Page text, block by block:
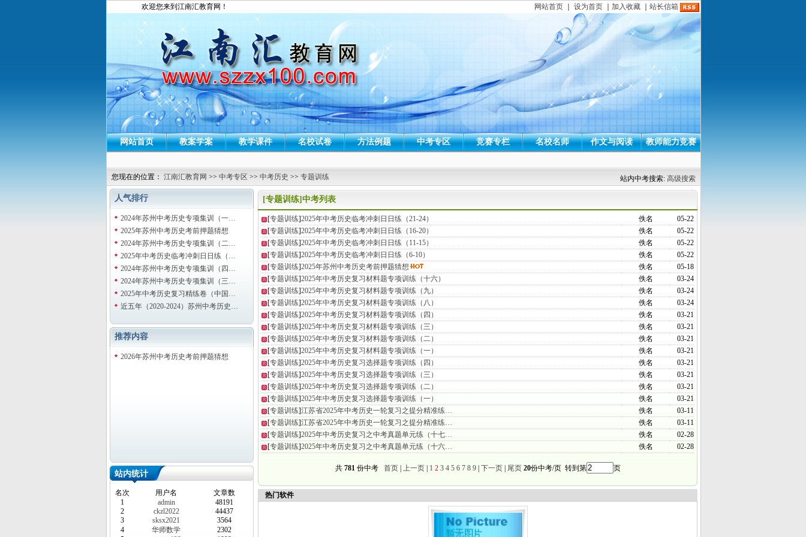
欢迎您来到江南汇教育网！ 网站首页 设为首页 加入收藏 站长信箱
网站首页 教案学案 教学课件 名校试卷 方法例题 中考专区 竞赛专栏 名校名师 作文与阅读 教师能力竞赛
您现在的位置： 江南汇教育网 >> 中考专区 >> 中考历史 >> 专题训练 站内中考搜索: 高级搜索
人气排行
2024年苏州中考历史专项集训（一…
2025年苏州中考历史考前押题猜想
2024年苏州中考历史专项集训（二…
2025年中考历史临考冲刺日日练（…
2024年苏州中考历史专项集训（四…
2024年苏州中考历史专项集训（三…
2025年中考历史复习精练卷（中国…
近五年（2020-2024）苏州中考历史…
推荐内容
2026年苏州中考历史考前押题猜想
站内统计
名次 用户名
文章数
1
admin
48191
2
ckzl2022
44437
3
sksx2021
3564
4
华师数学
2302
[专题训练]中考列表
[专题训练]2025年中考历史临考冲刺日日练（21-24） 佚名
05-22
[专题训练]2025年中考历史临考冲刺日日练（16-20） 佚名
05-22
[专题训练]2025年中考历史临考冲刺日日练（11-15） 佚名
05-22
[专题训练]2025年中考历史临考冲刺日日练（6-10） 佚名
05-22
[专题训练]2025年苏州中考历史考前押题猜想 佚名
05-18
[专题训练]2025年中考历史复习材料题专项训练（十六） 佚名
03-24
[专题训练]2025年中考历史复习材料题专项训练（九） 佚名
03-24
[专题训练]2025年中考历史复习材料题专项训练（八） 佚名
03-24
[专题训练]2025年中考历史复习材料题专项训练（四） 佚名
03-21
[专题训练]2025年中考历史复习材料题专项训练（三） 佚名
03-21
[专题训练]2025年中考历史复习材料题专项训练（二） 佚名
03-21
[专题训练]2025年中考历史复习材料题专项训练（一） 佚名
03-21
[专题训练]2025年中考历史复习选择题专项训练（四） 佚名
03-21
[专题训练]2025年中考历史复习选择题专项训练（三） 佚名
03-21
[专题训练]2025年中考历史复习选择题专项训练（二） 佚名
03-21
[专题训练]2025年中考历史复习选择题专项训练（一） 佚名
03-21
[专题训练]江苏省2025年中考历史一轮复习之提分精准练… 佚名
03-11
[专题训练]江苏省2025年中考历史一轮复习之提分精准练… 佚名
03-11
[专题训练]2025年中考历史复习之中考真题单元练（十七… 佚名
02-28
[专题训练]2025年中考历史复习之中考真题单元练（十六… 佚名 02-28
共 781份中考 首页| 上一页| 1 2 3 4 5 6 7 8 9| 下一页| 尾页 20份中考/页 转到第 页
热门软件